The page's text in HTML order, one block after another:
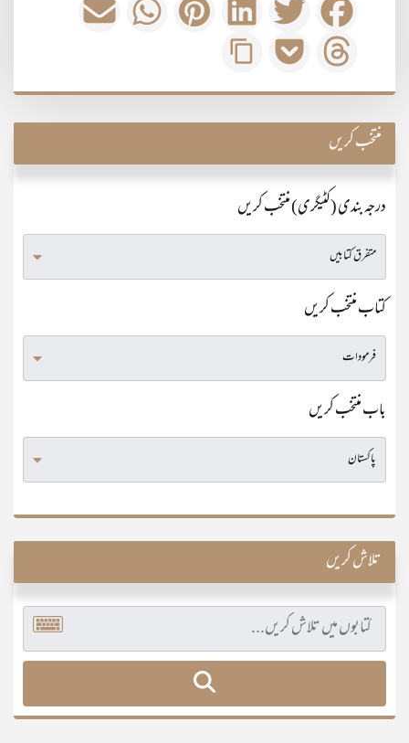
منتخب کریں
درجہ بندی (کٹیگری) منتخب کریں
کتاب منتخب کریں
باب منتخب کریں
تلاش کریں